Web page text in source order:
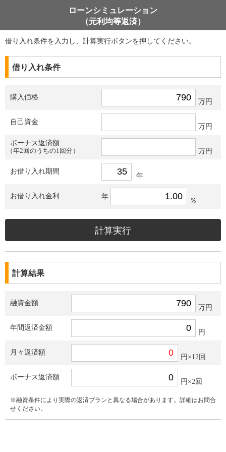
ローンシミュレーション
（元利均等返済）
借り入れ条件を入力し、計算実行ボタンを押してください。
借り入れ条件
購入価格
万円
自己資金
万円
ボーナス返済額
（年2回のうちの1回分）
万円
お借り入れ期間
年
お借り入れ金利 年
％
計算結果
融資金額
万円
年間返済金額
円
月々返済額
円×12回
ボーナス返済額
円×2回
※融資条件により実際の返済プランと異なる場合があります。詳細はお問合
せください。